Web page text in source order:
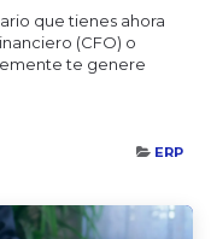
que tienes ahora
(CFO) o
te genere
ERP